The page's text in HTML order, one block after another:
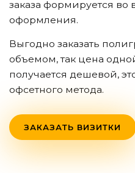
заказа формируется во
оформления.
Выгодно заказать
объемом, так цена
получается дешевой,
офсетного метода.
ЗАКАЗАТЬ ВИЗИТКИ